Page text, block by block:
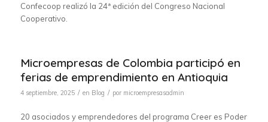
Confecoop realizó la 24ª edición del Congreso Nacional
Cooperativo.
Microempresas de Colombia participó en
ferias de emprendimiento en Antioquia
4 septiembre, 2025 / en Blog / por microempresasadmin
20 asociados y emprendedores del programa Creer es Poder